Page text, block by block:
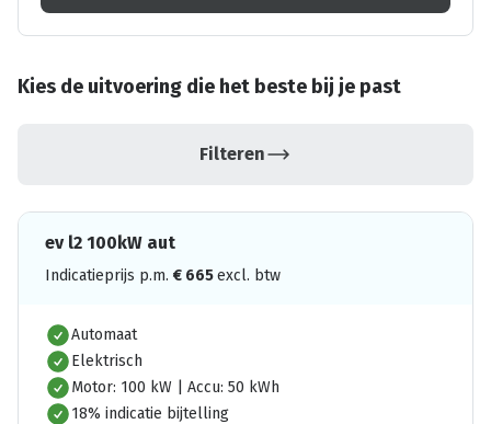
Kies de uitvoering die het beste bij je past
Filteren
ev l2 100kW aut
Indicatieprijs p.m. € 665excl. btw
Automaat
Elektrisch
Motor: 100 kW | Accu: 50 kWh
18% indicatie bijtelling